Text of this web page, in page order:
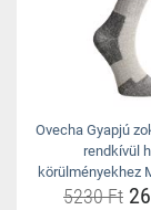
Ovecha Gyapjú
rendkívül
körülményekhez
5230 Ft